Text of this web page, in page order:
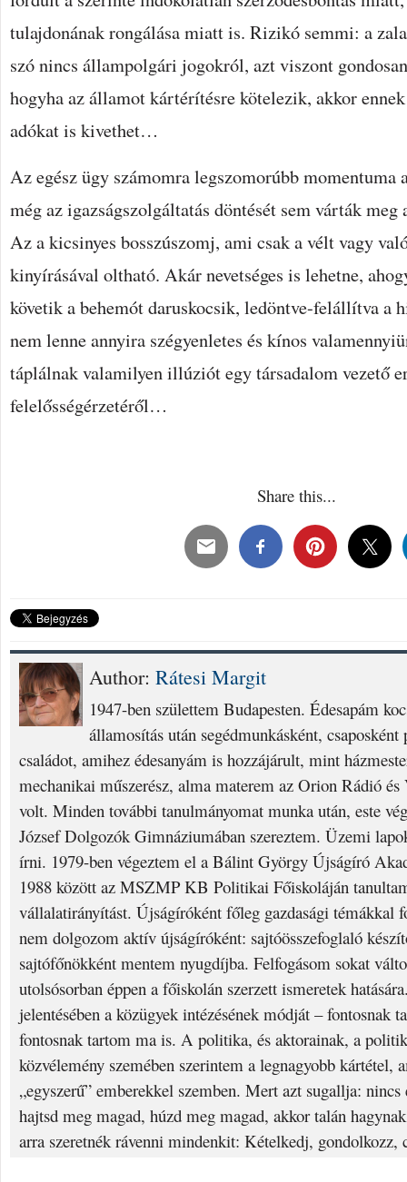
tulajdonának rongálása miatt is. Rizikó semmi: a
szó nincs állampolgári jogokról, azt viszont
hogyha az államot kártérítésre kötelezik, akkor
adókat is kivethet…
Az egész ügy számomra legszomorúbb momentuma
még az igazságszolgáltatás döntését sem várták meg
Az a kicsinyes bosszúszomj, ami csak a vélt vagy
kinyírásával oltható. Akár nevetséges is lehetne,
követik a behemót daruskocsik, ledöntve-felállítva a
nem lenne annyira szégyenletes és kínos
táplálnak valamilyen illúziót egy társadalom vezető
felelősségérzetéről…
Share this...
Author: Rátesi Margit
1947-ben születtem Budapesten. Édesapám
államosítás után segédmunkásként,
családot, amihez édesanyám is hozzájárult, mint
mechanikai műszerész, alma materem az Orion Rádió
volt. Minden további tanulmányomat munka után, este
József Dolgozók Gimnáziumában szereztem. Üzemi
írni. 1979-ben végeztem el a Bálint György Újságíró
1988 között az MSZMP KB Politikai Főiskoláján
vállalatirányítást. Újságíróként főleg gazdasági témákkal
nem dolgozom aktív újságíróként: sajtóösszefoglaló
sajtófőnökként mentem nyugdíjba. Felfogásom sokat
utolsósorban éppen a főiskolán szerzett ismeretek
jelentésében a közügyek intézésének módját – fontosnak
fontosnak tartom ma is. A politika, és aktorainak, a
közvélemény szemében szerintem a legnagyobb kártétel,
„egyszerű” emberekkel szemben. Mert azt sugallja: nincs
hajtsd meg magad, húzd meg magad, akkor talán
arra szeretnék rávenni mindenkit: Kételkedj, gondolkozz,